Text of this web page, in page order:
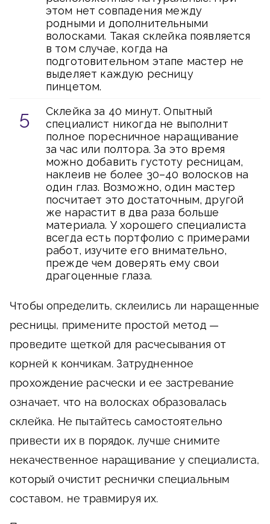
этом нет совпадения между
родными и дополнительными
волосками. Такая склейка появляется
в том случае, когда на
подготовительном этапе мастер не
выделяет каждую ресницу
пинцетом.
Склейка за 40 минут. Опытный
специалист никогда не выполнит
полное поресничное наращивание
за час или полтора. За это время
можно добавить густоту ресницам,
наклеив не более 30–40 волосков на
один глаз. Возможно, один мастер
посчитает это достаточным, другой
же нарастит в два раза больше
материала. У хорошего специалиста
всегда есть портфолио с примерами
работ, изучите его внимательно,
прежде чем доверять ему свои
драгоценные глаза.
Чтобы определить, склеились ли наращенные
ресницы, примените простой метод —
проведите щеткой для расчесывания от
корней к кончикам. Затрудненное
прохождение расчески и ее застревание
означает, что на волосках образовалась
склейка. Не пытайтесь самостоятельно
привести их в порядок, лучше снимите
некачественное наращивание у специалиста,
который очистит реснички специальным
составом, не травмируя их.